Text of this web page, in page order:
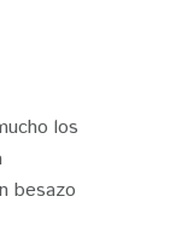
los
besazo